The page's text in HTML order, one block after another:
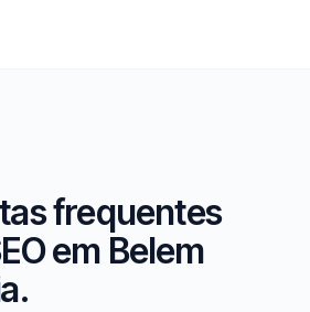
frequentes
em Belem